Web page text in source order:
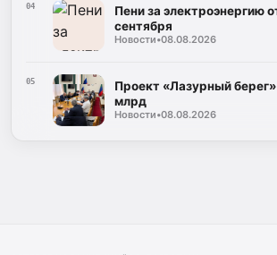
04
Пени за электроэнергию
сентября
Новости•08.08.2026
05
Проект «Лазурный
млрд
Новости•08.08.2026